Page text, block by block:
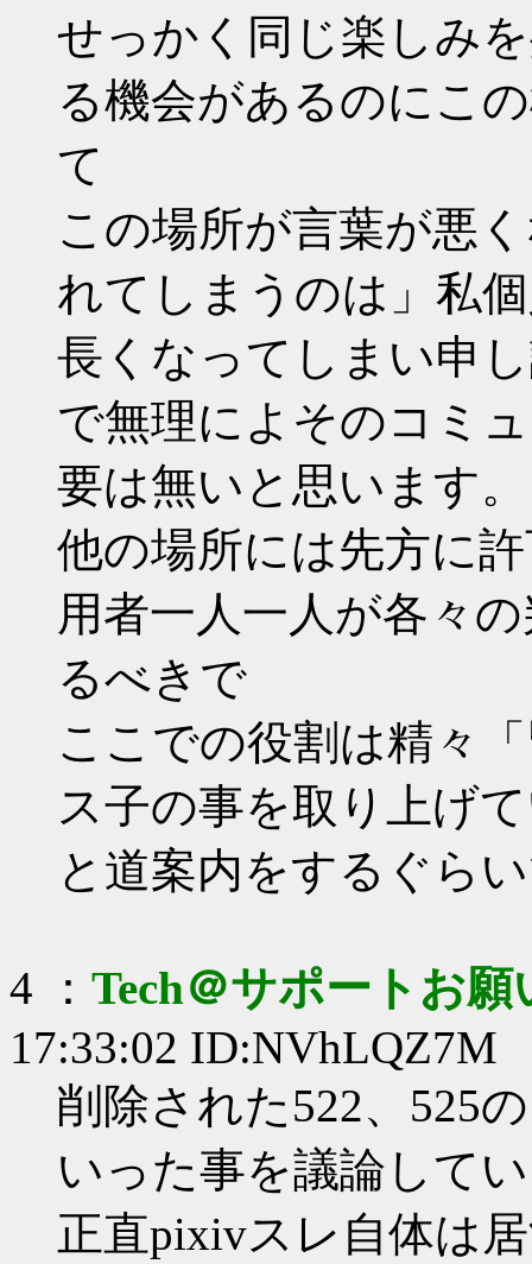
せっかく同じ楽しみ
る機会があるのにこ
て
この場所が言葉が悪
れてしまうのは」私
長くなってしまい申
で無理によそのコミ
要は無いと思います。
他の場所には先方に
用者一人一人が各々
るべきで
ここでの役割は精々
ス子の事を取り上げ
と道案内をするぐら
4 ： Tech＠サポートお
17:33:02 ID:NVhLQZ7M
削除された522、525
いった事を議論して
正直pixivスレ自体は